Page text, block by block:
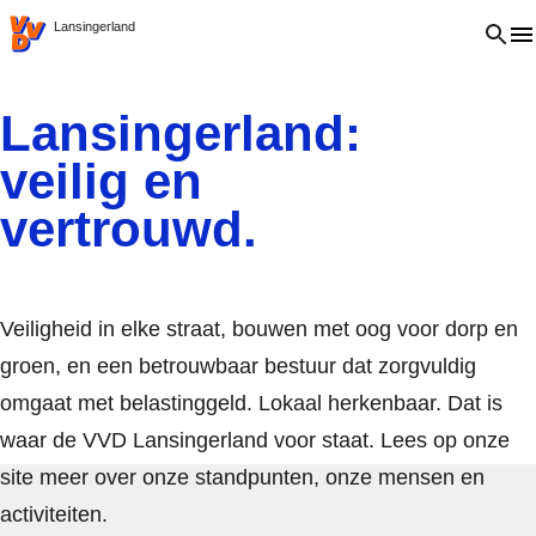
VVD.nlLansingerland Open
Lansingerland:
veilig en
vertrouwd.
Veiligheid in elke straat, bouwen met oog voor dorp en
groen, en een betrouwbaar bestuur dat zorgvuldig
omgaat met belastinggeld. Lokaal herkenbaar. Dat is
waar de VVD Lansingerland voor staat. Lees op onze
site meer over onze standpunten, onze mensen en
activiteiten.